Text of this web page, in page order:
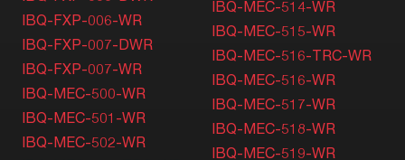
IBQ-FXP-006-WR
IBQ-FXP-007-DWR
IBQ-FXP-007-WR
IBQ-MEC-500-WR
IBQ-MEC-501-WR
IBQ-MEC-502-WR
IBQ-MEC-514-WR
IBQ-MEC-515-WR
IBQ-MEC-516-TRC-WR
IBQ-MEC-516-WR
IBQ-MEC-517-WR
IBQ-MEC-518-WR
IBQ-MEC-519-WR